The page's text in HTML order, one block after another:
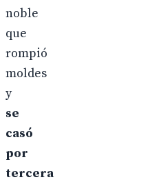
noble
que
rompió
moldes
y
se
casó
por
tercera